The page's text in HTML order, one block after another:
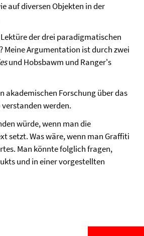
auf diversen Objekten in der
der drei paradigmatischen
Meine Argumentation ist durch zwei
und Hobsbawm und Ranger's
akademischen Forschung über das
verstanden werden.
würde, wenn man die
setzt. Was wäre, wenn man Graffiti
Man könnte folglich fragen,
und in einer vorgestellten